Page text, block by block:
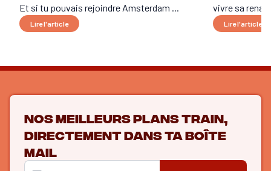
Et si tu pouvais rejoindre Amsterdam ...
Lire l'article
vivre sa
Lire l'article
Nos meilleurs plans train,
directement dans ta boîte
mail